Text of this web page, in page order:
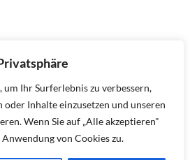
Ihr Surferlebnis zu verbessern,
Inhalte einzusetzen und unseren
Wenn Sie auf „Alle akzeptieren"
von Cookies zu.